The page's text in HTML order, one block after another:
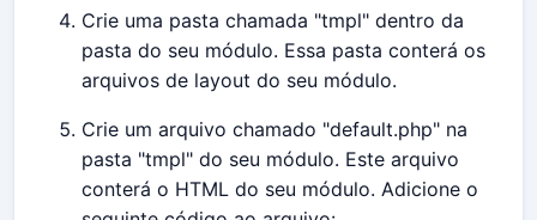
Crie uma pasta chamada "tmpl" dentro da
pasta do seu módulo. Essa pasta conterá os
arquivos de layout do seu módulo.
Crie um arquivo chamado "default.php" na
pasta "tmpl" do seu módulo. Este arquivo
conterá o HTML do seu módulo. Adicione o